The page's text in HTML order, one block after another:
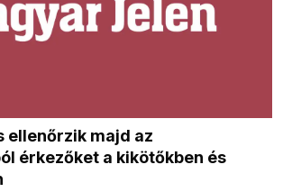
ellenőrzik majd az
érkezőket a kikötőkben és